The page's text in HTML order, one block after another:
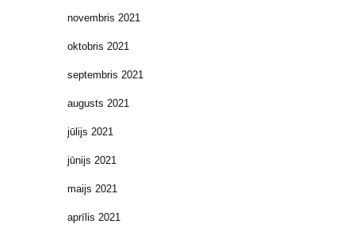
novembris 2021
oktobris 2021
septembris 2021
augusts 2021
jūlijs 2021
jūnijs 2021
maijs 2021
aprīlis 2021